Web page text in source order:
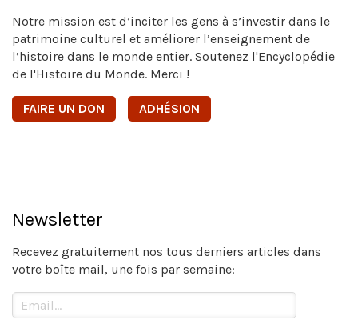
Notre mission est d’inciter les gens à s’investir dans le
patrimoine culturel et améliorer l’enseignement de
l’histoire dans le monde entier. Soutenez l'Encyclopédie
de l'Histoire du Monde. Merci !
FAIRE UN DON ADHÉSION
Newsletter
Recevez gratuitement nos tous derniers articles dans
votre boîte mail, une fois par semaine: